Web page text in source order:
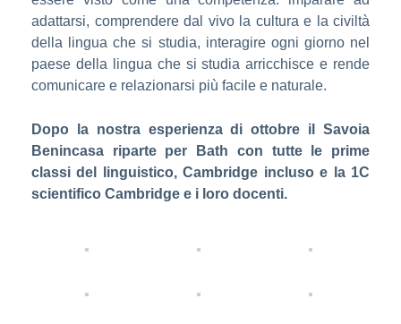
adattarsi, comprendere dal vivo la cultura e la civiltà
della lingua che si studia, interagire ogni giorno nel
paese della lingua che si studia arricchisce e rende
comunicare e relazionarsi più facile e naturale.
Dopo la nostra esperienza di ottobre il Savoia
Benincasa riparte per Bath con tutte le prime
classi del linguistico, Cambridge incluso e la 1C
scientifico Cambridge e i loro docenti.